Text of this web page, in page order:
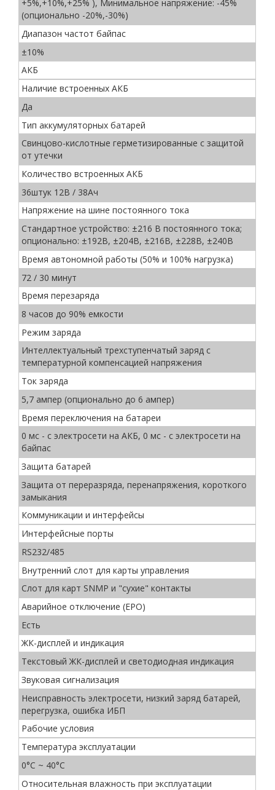
+5%,+10%,+25% ), Минимальное напряжение: -45%
(опционально -20%,-30%)
Диапазон частот байпас
±10%
АКБ
Наличие встроенных АКБ
Да
Тип аккумуляторных батарей
Свинцово-кислотные герметизированные с защитой
от утечки
Количество встроенных АКБ
36штук 12В / 38Ач
Напряжение на шине постоянного тока
Стандартное устройство: ±216 В постоянного тока;
опционально: ±192В, ±204В, ±216В, ±228В, ±240В
Время автономной работы (50% и 100% нагрузка)
72 / 30 минут
Время перезаряда
8 часов до 90% емкости
Режим заряда
Интеллектуальный трехступенчатый заряд с
температурной компенсацией напряжения
Ток заряда
5,7 ампер (опционально до 6 ампер)
Время переключения на батареи
0 мс - с электросети на АКБ, 0 мс - с электросети на
байпас
Защита батарей
Защита от переразряда, перенапряжения, короткого
замыкания
Коммуникации и интерфейсы
Интерфейсные порты
RS232/485
Внутренний слот для карты управления
Cлот для карт SNMP и "сухие" контакты
Аварийное отключение (EPO)
Есть
ЖК-дисплей и индикация
Текстовый ЖК-дисплей и светодиодная индикация
Звуковая сигнализация
Неисправность электросети, низкий заряд батарей,
перегрузка, ошибка ИБП
Рабочие условия
Температура эксплуатации
0°C ~ 40°C
Относительная влажность при эксплуатации